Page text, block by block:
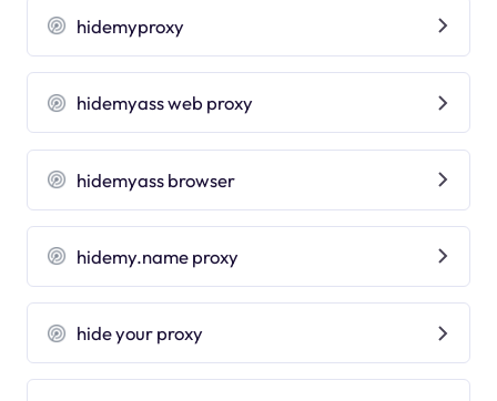
hidemyproxy
hidemyass web proxy
hidemyass browser
hidemy.name proxy
hide your proxy